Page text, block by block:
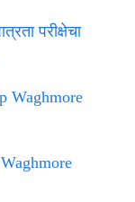
परीक्षेचा
Waghmore